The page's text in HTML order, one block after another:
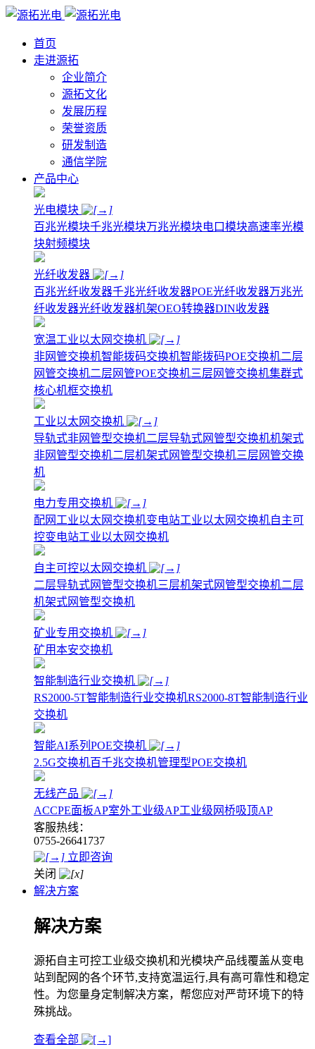
首页
走进源拓
企业简介
源拓文化
发展历程
荣誉资质
研发制造
通信学院
产品中心
光电模块
百兆光模块千兆光模块万兆光模块电口模块高速率光模
块射频模块
光纤收发器
百兆光纤收发器千兆光纤收发器POE光纤收发器万兆光
纤收发器光纤收发器机架OEO转换器DIN收发器
宽温工业以太网交换机
非网管交换机智能拨码交换机智能拨码POE交换机二层
网管交换机二层网管POE交换机三层网管交换机集群式
核心机框交换机
工业以太网交换机
导轨式非网管型交换机二层导轨式网管型交换机机架式
非网管型交换机二层机架式网管型交换机三层网管交换
机
电力专用交换机
配网工业以太网交换机变电站工业以太网交换机自主可
控变电站工业以太网交换机
自主可控以太网交换机
二层导轨式网管型交换机三层机架式网管型交换机二层
机架式网管型交换机
矿业专用交换机
矿用本安交换机
智能制造行业交换机
RS2000-5T智能制造行业交换机RS2000-8T智能制造行业
交换机
智能AI系列POE交换机
2.5G交换机百千兆交换机管理型POE交换机
无线产品
ACCPE面板AP室外工业级AP工业级网桥吸顶AP
客服热线：
0755-26641737
立即咨询
关闭
解决方案
解决方案
源拓自主可控工业级交换机和光模块产品线覆盖从变电
站到配网的各个环节,支持宽温运行,具有高可靠性和稳定
性。为您量身定制解决方案，帮您应对严苛环境下的特
殊挑战。
查看全部